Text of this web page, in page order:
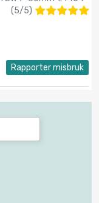
(5/5)
Rapporter misbruk